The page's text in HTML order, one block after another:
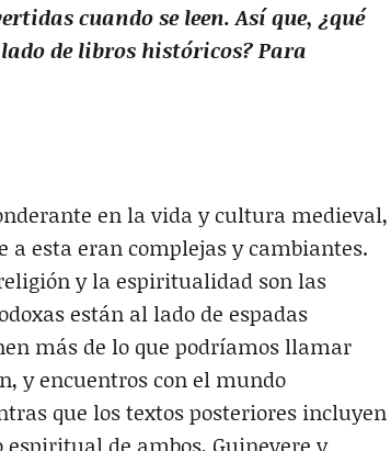
cuando se leen. Así que, ¿qué
de libros históricos? Para
en la vida y cultura medieval,
esta eran complejas y cambiantes.
y la espiritualidad son las
están al lado de espadas
más de lo que podríamos llamar
y encuentros con el mundo
que los textos posteriores incluyen
de ambos, Guinevere y